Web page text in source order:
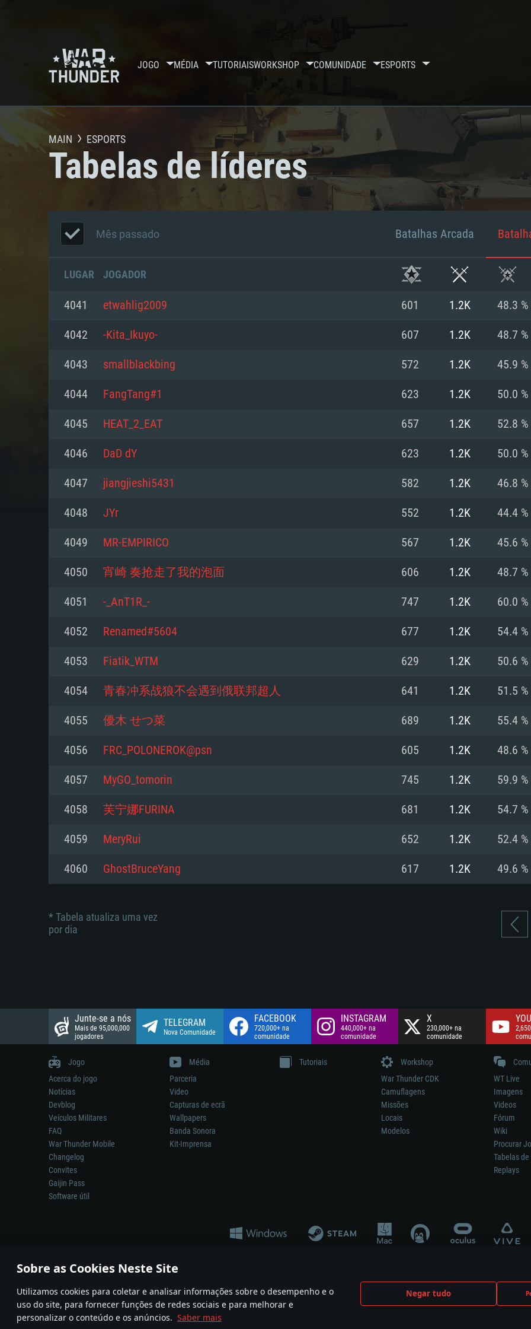
Sobre as Cookies Neste Site
Utilizamos cookies para coletar e analisar informações sobre o desempenho e o
uso do site, para fornecer funções de redes sociais e para melhorar e
personalizar o conteúdo e os anúncios. Saber mais
Negar tudo
JOGO MÉDIA TUTORIAISWORKSHOP COMUNIDADE ESPORTS
REQUERIMENTOS DE
Mínimo
77XX / NVIDIA GeForce GTX 660. Resolução
mínima suportada: 720p
Network: Internet de banda larga.
Disco: 23,1 GB
Recomendado
superior
Memória: 16 GB
Placa Gráfica:
Nvidia GeForce
Mínimo
mais recente
Processador: Core i5 2.2GHz mínimo (Intel Xeon
não suportado)
Memória: 6 GB
Placa Gráfica: Intel Iris Pro 5200 (Mac),
mínima suportada: 720p com suporte Metal.
Network: Internet de banda larga.
Disco: 21,5 GB
Recomendado
mais recente
Processador:
Memória: 8 GB
Placa Gráfica:
suporte Metal.
Network: Internet
Disco: 60,2 GB
Mínimo
do Linux de 64bit
Processador: Dual-Core 2.4 GHz
Memória: 4 GB
Placa Gráfica: NVIDIA 660 com os drivers mais
recentes (não mais de 6 meses) / equivalentes
Vulkan (não mais de 6 meses); Resolução mínima
suportada: 720p.
Network: Internet de banda larga.
Disco: 21,5 GB
Recomendado
recentes (não
AMD (Radeon
Vulkan.
Network: Internet
Disco: 60,2 GB
MAIN ESPORTS
Tabelas de líderes
Mês passado Batalhas Arcada
LUGAR JOGADOR
4041 etwahlig2009 601 1.2K 48.3 %
4042 -Kita_Ikuyo- 607 1.2K 48.7 %
4043 smallblackbing 572 1.2K 45.9 %
4044 FangTang#1 623 1.2K 50.0 %
4045 HEAT_2_EAT 657 1.2K 52.8 %
4046 DaD dY 623 1.2K 50.0 %
4047 jiangjieshi5431 582 1.2K 46.8 %
4048 JYr 552 1.2K 44.4 %
4049 MR-EMPIRICO 567 1.2K 45.6 %
4050 宵崎 奏抢走了我的泡面 606 1.2K 48.7 %
4051 -_AnT1R_- 747 1.2K 60.0 %
4052 Renamed#5604 677 1.2K 54.4 %
4053 Fiatik_WTM 629 1.2K 50.6 %
4054 青春冲系战狼不会遇到俄联邦超人 641 1.2K 51.5 %
4055 優木 せつ菜 689 1.2K 55.4 %
4056 FRC_POLONEROK@psn 605 1.2K 48.6 %
4057 MyGO_tomorin 745 1.2K 59.9 %
4058 芙宁娜FURINA 681 1.2K 54.7 %
4059 MeryRui 652 1.2K 52.4 %
4060 GhostBruceYang 617 1.2K 49.6 %
* Tabela atualiza uma vez
por dia
Junte-se a nós
Mais de 95,000,000
jogadores
TELEGRAM
Nova Comunidade
FACEBOOK
720,000+ na
comunidade
INSTAGRAM
440,000+ na
comunidade
X
230,000+ na
comunidade
Jogo
Acerca do jogo
Notícias
Devblog
Veículos Militares
FAQ
War Thunder Mobile
Changelog
Convites
Gaijin Pass
Software útil
Média
Parceria
Video
Capturas de ecrã
Wallpapers
Banda Sonora
Kit-Imprensa
Tutoriais
Workshop
War Thunder CDK
Camuflagens
Missões
Locais
Modelos
WT Live
Imagens
Videos
Fórum
Wiki
Procurar
Tabelas
Replays
A reprodução de qualquer sistema de armas ou veículo neste jogo não significa participação no desenvolvimento, patrocínio ou aval do respetivo
© 2011—2026 Gaijin Games Kft. All trademarks, logos and brand names are the property of their respective owners.
Termos e condições Termos de Serviço